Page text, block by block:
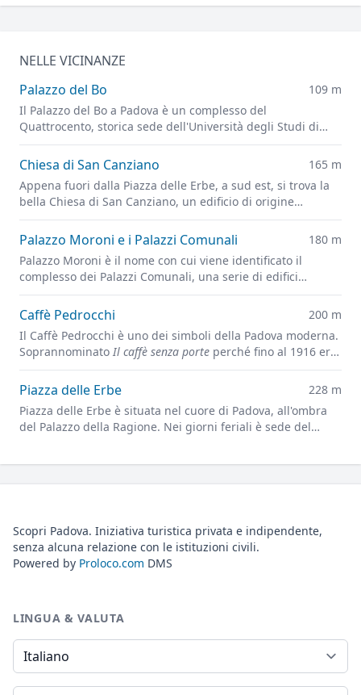
NELLE VICINANZE
Palazzo del Bo
109 m
Il Palazzo del Bo a Padova è un complesso del
Quattrocento, storica sede dell'Università degli Studi di
Padova.
Chiesa di San Canziano
165 m
Appena fuori dalla Piazza delle Erbe, a sud est, si trova la
bella Chiesa di San Canziano, un edificio di origine
medievale citato nelle cronache cittadine a partire
dall'anno 1034 e profondamente ristrutturato alla fine del
Mantova, per 27 anni parroco della Chiesa.
Palazzo Moroni e i Palazzi Comunali
180 m
Palazzo Moroni è il nome con cui viene identificato il
complesso dei Palazzi Comunali, una serie di edifici
differenti che ospitano gli uffici del Comune di Padova.
Caffè Pedrocchi
200 m
Il Caffè Pedrocchi è uno dei simboli della Padova moderna.
Soprannominato Il caffè senza porte perché fino al 1916 era
sempre aperto, giorno e notte.
Piazza delle Erbe
228 m
Piazza delle Erbe è situata nel cuore di Padova, all'ombra
del Palazzo della Ragione. Nei giorni feriali è sede del
Scopri Padova. Iniziativa turistica privata e indipendente,
senza alcuna relazione con le istituzioni civili.
Powered by Proloco.com DMS
LINGUA & VALUTA
Lingua